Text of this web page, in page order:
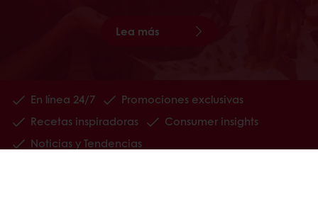
Lea más
En línea 24/7
Promociones exclusivas
Recetas inspiradoras
Consumer insights
Noticias y Tendencias